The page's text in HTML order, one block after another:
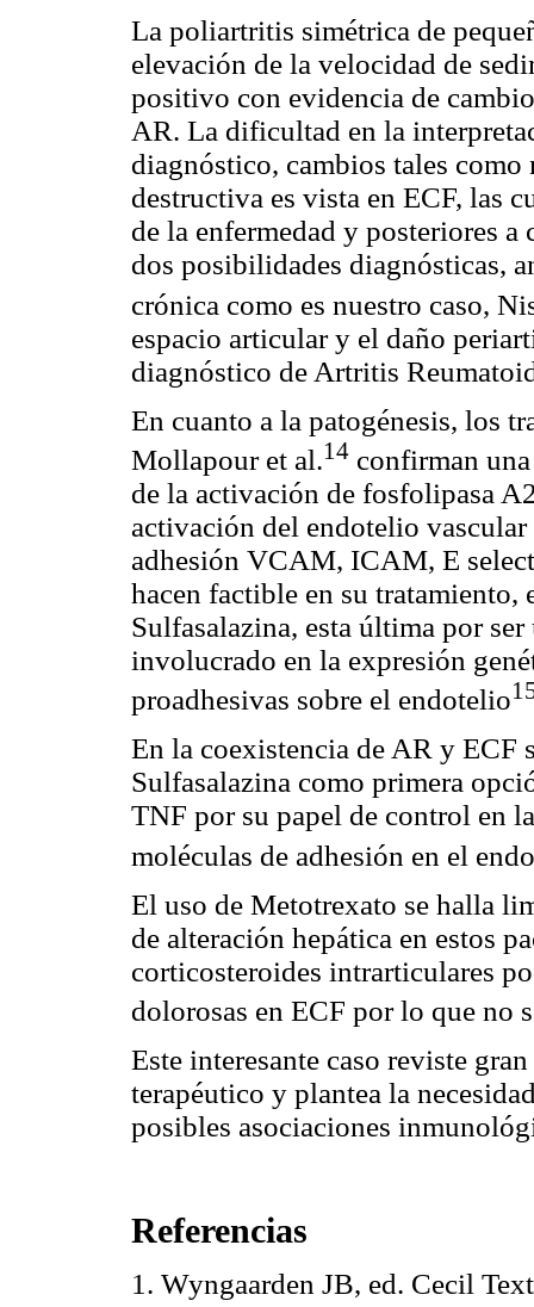
La poliartritis simétrica de
elevación de la velocidad de
positivo con evidencia de
AR. La dificultad en la
diagnóstico, cambios tales
destructiva es vista en ECF, las
de la enfermedad y posteriores
dos posibilidades diagnósticas,
crónica como es nuestro caso,
espacio articular y el daño
diagnóstico de Artritis
En cuanto a la patogénesis, los
Mollapour et al.14 confirman
de la activación de fosfolipasa
activación del endotelio
adhesión VCAM, ICAM, E
hacen factible en su
Sulfasalazina, esta última por
involucrado en la expresión
proadhesivas sobre el endotelio
En la coexistencia de AR y ECF
Sulfasalazina como primera
TNF por su papel de control en
moléculas de adhesión en el
El uso de Metotrexato se halla
de alteración hepática en estos
corticosteroides intrarticulares
dolorosas en ECF por lo que no
Este interesante caso reviste
terapéutico y plantea la
posibles asociaciones
Referencias
1. Wyngaarden JB, ed. Cecil